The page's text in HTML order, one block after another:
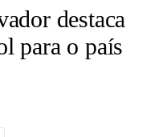
destaca
para o país